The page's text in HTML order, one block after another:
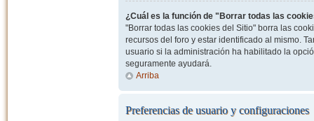
¿Cuál es la función de "Borrar todas las
"Borrar todas las cookies del Sitio" borra las
recursos del foro y estar identificado al mismo.
usuario si la administración ha habilitado la
seguramente ayudará.
Arriba
Preferencias de usuario y configuraciones